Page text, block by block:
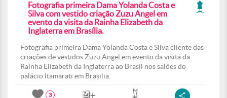
Fotografia primeira Dama Yolanda Costa e
Silva com vestido criação Zuzu Angel em
evento da visita da Rainha Elizabeth da
Inglaterra em Brasília.
Fotografia primeira Dama Yolanda Costa e Silva cliente das
criações de vestidos Zuzu Angel em evento da visita da
Rainha Elizabeth da Inglaterra ao Brasil nos salões do
palácio Itamarati em Brasilia.
3